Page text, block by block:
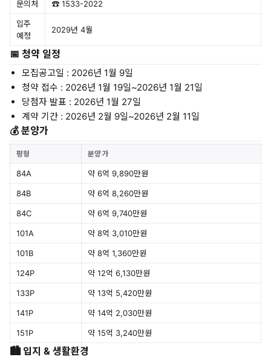
문의처 ☎ 1533-2022
입주
예정
2029년 4월
📅 청약 일정
모집공고일 : 2026년 1월 9일
청약 접수 : 2026년 1월 19일~2026년 1월 21일
당첨자 발표 : 2026년 1월 27일
계약 기간 : 2026년 2월 9일~2026년 2월 11일
💰 분양가
평형 분양가
84A 약 6억 9,890만원
84B 약 6억 8,260만원
84C 약 6억 9,740만원
101A 약 8억 3,010만원
101B 약 8억 1,360만원
124P 약 12억 6,130만원
133P 약 13억 5,420만원
141P 약 14억 2,030만원
151P 약 15억 3,240만원
🏙️ 입지 & 생활환경